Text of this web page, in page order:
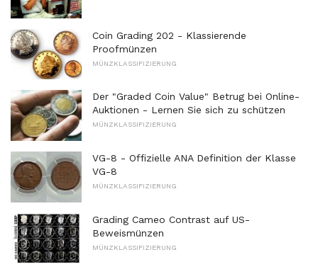
Coin Grading 202 - Klassierende
Proofmünzen
MÜNZKLASSIFIZIERUNG
Der "Graded Coin Value" Betrug bei Online-
Auktionen - Lernen Sie sich zu schützen
MÜNZKLASSIFIZIERUNG
VG-8 - Offizielle ANA Definition der Klasse
VG-8
MÜNZKLASSIFIZIERUNG
Grading Cameo Contrast auf US-
Beweismünzen
MÜNZKLASSIFIZIERUNG